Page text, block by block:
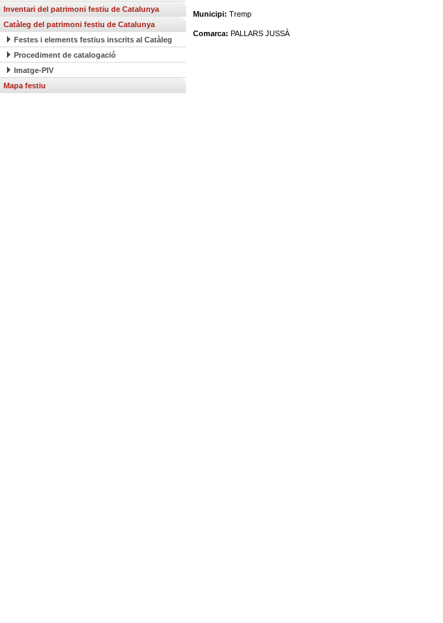
Inventari del patrimoni festiu de Catalunya
Catàleg del patrimoni festiu de Catalunya
Festes i elements festius inscrits al Catàleg
Procediment de catalogació
Imatge-PIV
Mapa festiu
Municipi: Tremp
Comarca: PALLARS JUSSÀ